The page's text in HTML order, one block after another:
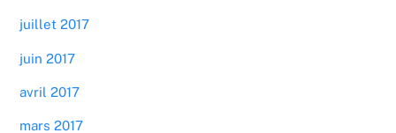
juillet 2017
juin 2017
avril 2017
mars 2017